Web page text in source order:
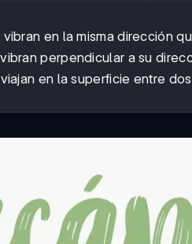
vibran en la misma dirección
perpendicular a su
en la superficie entre